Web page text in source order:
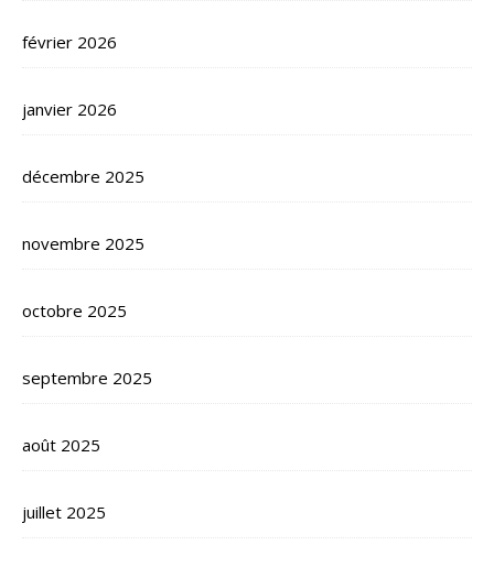
février 2026
janvier 2026
décembre 2025
novembre 2025
octobre 2025
septembre 2025
août 2025
juillet 2025